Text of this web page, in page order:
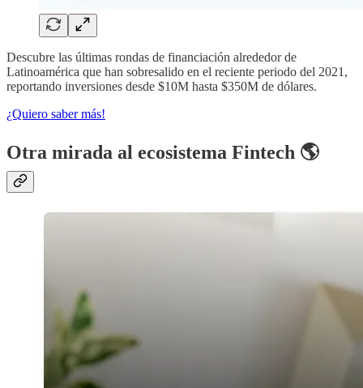
Descubre las últimas rondas de financiación alrededor de
Latinoamérica que han sobresalido en el reciente periodo del 2021,
reportando inversiones desde $10M hasta $350M de dólares.
¿Quiero saber más!
Otra mirada al ecosistema Fintech 🌎